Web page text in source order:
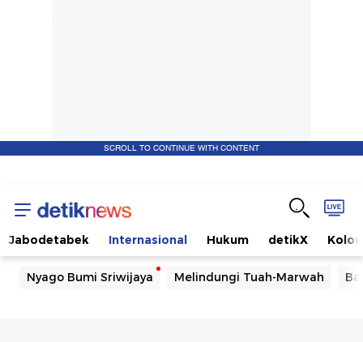
SCROLL TO CONTINUE WITH CONTENT
Jabodetabek Internasional Hukum detikX
Nyago Bumi Sriwijaya Melindungi Tuah-Marwah